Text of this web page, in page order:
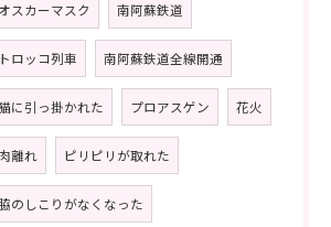
オスカーマスク 南阿蘇鉄道
トロッコ列車 南阿蘇鉄道全線開通
に引っ掛かれた プロアスゲン 花火
肉離れ ピリピリが取れた
のしこりがなくなった